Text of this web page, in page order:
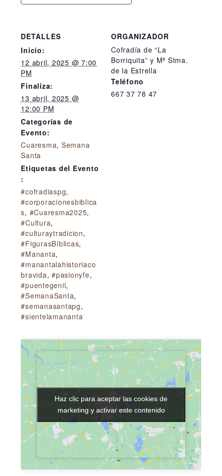
DETALLES
Inicio:
12 abril, 2025 @ 7:00
PM
Finaliza:
13 abril, 2025 @
12:00 PM
Categorías de
Evento:
Cuaresma, Semana
Santa
Etiquetas del Evento
:
#cofradiaspg,
#corporacionesbiblica
s, #Cuaresma2025,
#Cultura,
#culturaytradicion,
#FigurasBíblicas,
#Mananta,
#manantalahistoriaco
bravida,#pasionyfe,
#puentegenil,
#SemanaSanta,
#semanasantapg,
#sientelamananta
ORGANIZADOR
Cofradía de “La
Borriquita” y Mª Stma.
de la Estrella
Teléfono
667 37 78 47
Haz clic para aceptar las cookies de
marketing y activar este contenido
Haz clic para aceptar las cookies de
marketing y activar este contenido